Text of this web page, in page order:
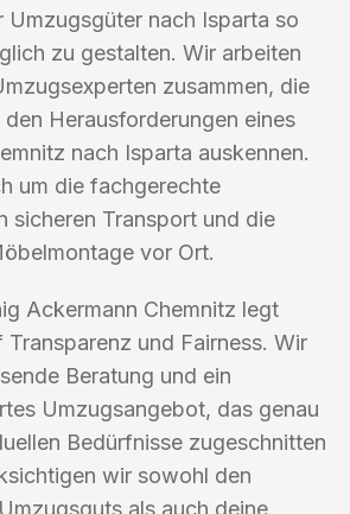
Umzugsgüter nach Isparta so
zu gestalten. Wir arbeiten
zusammen, die
Herausforderungen eines
nach Isparta auskennen.
um die fachgerechte
sicheren Transport und die
vor Ort.
Ackermann Chemnitz legt
und Fairness. Wir
Beratung und ein
Umzugsangebot, das genau
Bedürfnisse zugeschnitten
wir sowohl den
als auch deine